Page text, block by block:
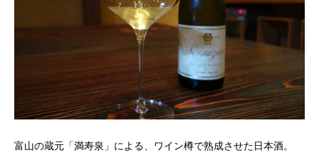
富山の蔵元「満寿泉」による、ワイン樽で熟成させた日本酒。